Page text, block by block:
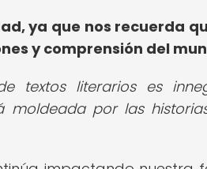
ya que nos recuerda
y comprensión del
textos literarios es
moldeada por las